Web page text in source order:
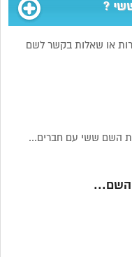
?
או שאלות בקשר לשם
השם ששי עם חברים...
השם...